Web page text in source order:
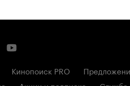
Кинопоиск PRO